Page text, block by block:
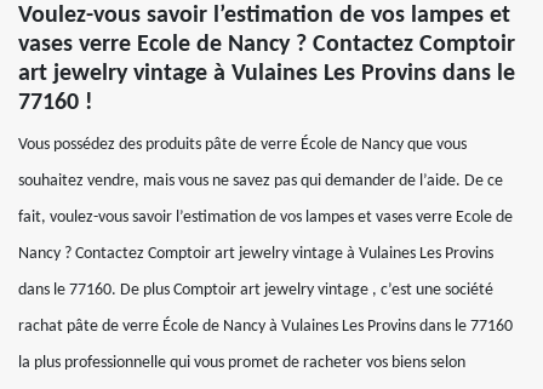
Voulez-vous savoir l’estimation de vos lampes et
vases verre Ecole de Nancy ? Contactez Comptoir
art jewelry vintage à Vulaines Les Provins dans le
77160 !
Vous possédez des produits pâte de verre École de Nancy que vous
souhaitez vendre, mais vous ne savez pas qui demander de l’aide. De ce
fait, voulez-vous savoir l’estimation de vos lampes et vases verre Ecole de
Nancy ? Contactez Comptoir art jewelry vintage à Vulaines Les Provins
dans le 77160. De plus Comptoir art jewelry vintage , c’est une société
rachat pâte de verre École de Nancy à Vulaines Les Provins dans le 77160
la plus professionnelle qui vous promet de racheter vos biens selon